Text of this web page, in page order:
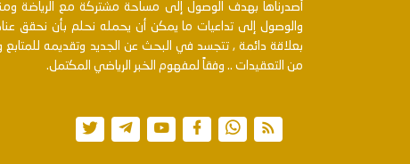
أصدرناها بهدف الوصول إلى مساحة مشتركة مع الرياضة
والوصول إلى تداعيات ما يمكن أن يحمله نحلم بأن نحقق
بعلاقة دائمة , تتجسد في البحث عن الجديد وتقديمه
من التعقيدات .. وفقاً لمفهوم الخبر الرياضي المكتمل.